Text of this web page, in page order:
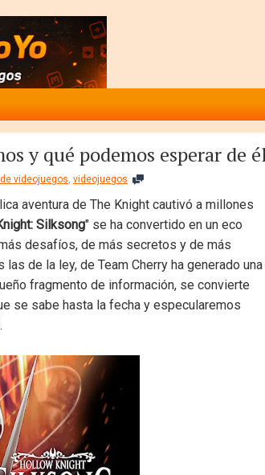
y qué podemos esperar de
videojuegos, videojuegos
aventura de The Knight cautivó a millones
Silksong" se ha convertido en un eco
desafíos, de más secretos y de más
de la ley, de Team Cherry ha generado una
fragmento de información, se convierte
se sabe hasta la fecha y especularemos